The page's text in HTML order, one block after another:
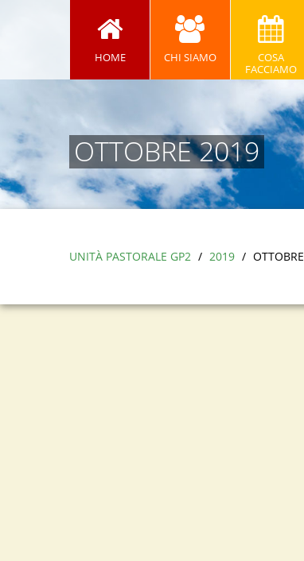
HOME CHI SIAMO
COSA
FACCIAMO
OTTOBRE 2019
UNITÀ PASTORALE GP2 / 2019 / OTTOBRE